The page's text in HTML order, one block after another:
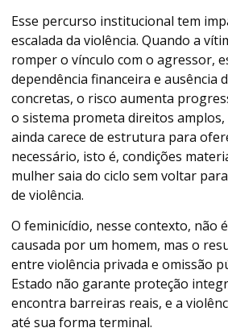
Esse percurso institucional tem
escalada da violência. Quando a
romper o vínculo com o agressor,
dependência financeira e ausência
concretas, o risco aumenta
o sistema prometa direitos
ainda carece de estrutura para
necessário, isto é, condições
mulher saia do ciclo sem voltar
de violência.
O feminicídio, nesse contexto, não
causada por um homem, mas o
entre violência privada e omissão
Estado não garante proteção
encontra barreiras reais, e a
até sua forma terminal.